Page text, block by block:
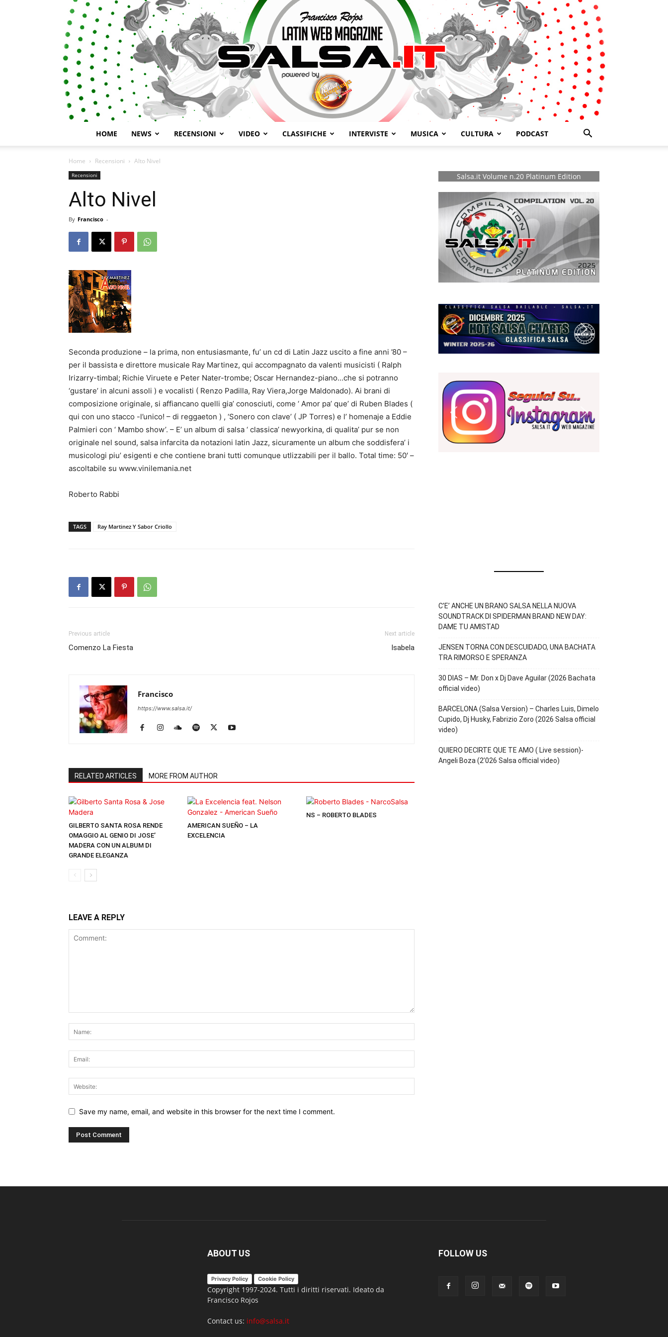
HOME NEWS RECENSIONI VIDEO CLASSIFICHE INTERVISTE MUSICA CULTURA PODCAST
Home Recensioni Alto Nivel
Recensioni
Alto Nivel
By Francisco -
Seconda produzione – la prima, non entusiasmante, fu’ un cd di Latin Jazz uscito a fine anni ’80 –
per il bassista e direttore musicale Ray Martinez, qui accompagnato da valenti musicisti ( Ralph
Irizarry-timbal; Richie Viruete e Peter Nater-trombe; Oscar Hernandez-piano…che si potranno
‘gustare’ in alcuni assoli ) e vocalisti ( Renzo Padilla, Ray Viera,Jorge Maldonado). Ai brani di
composizione originale, si affiancano quelli gia’ conosciuti, come ‘ Amor pa’ que’ di Ruben Blades (
qui con uno stacco -l’unico! – di reggaeton ) , ‘Sonero con clave’ ( JP Torres) e l’ homenaje a Eddie
Palmieri con ‘ Mambo show’. – E’ un album di salsa ‘ classica’ newyorkina, di qualita’ pur se non
originale nel sound, salsa infarcita da notazioni latin Jazz, sicuramente un album che soddisfera’ i
musicologi piu’ esigenti e che contiene brani tutti comunque utlizzabili per il ballo. Total time: 50′ –
ascoltabile su www.vinilemania.net
Roberto Rabbi
TAGS Ray Martinez Y Sabor Criollo
Previous article
Comenzo La Fiesta
Next article
Isabela
Francisco
https://www.salsa.it/
RELATED ARTICLES MORE FROM AUTHOR
GILBERTO SANTA ROSA RENDE
OMAGGIO AL GENIO DI JOSE’
MADERA CON UN ALBUM DI
GRANDE ELEGANZA
AMERICAN SUEÑO – LA
EXCELENCIA
NS – ROBERTO BLADES
LEAVE A REPLY
Save my name, email, and website in this browser for the next time I comment.
Salsa.it Volume n.20 Platinum Edition
C’E’ ANCHE UN BRANO SALSA NELLA NUOVA
SOUNDTRACK DI SPIDERMAN BRAND NEW DAY:
DAME TU AMISTAD
JENSEN TORNA CON DESCUIDADO, UNA BACHATA
TRA RIMORSO E SPERANZA
30 DIAS – Mr. Don x Dj Dave Aguilar (2026 Bachata
official video)
BARCELONA (Salsa Version) – Charles Luis, Dimelo
Cupido, Dj Husky, Fabrizio Zoro (2026 Salsa official
video)
QUIERO DECIRTE QUE TE AMO ( Live session)-
Angeli Boza (2’026 Salsa official video)
ABOUT US
Privacy Policy Cookie Policy
Copyright 1997-2024. Tutti i diritti riservati. Ideato da
Francisco Rojos
Contact us: info@salsa.it
FOLLOW US